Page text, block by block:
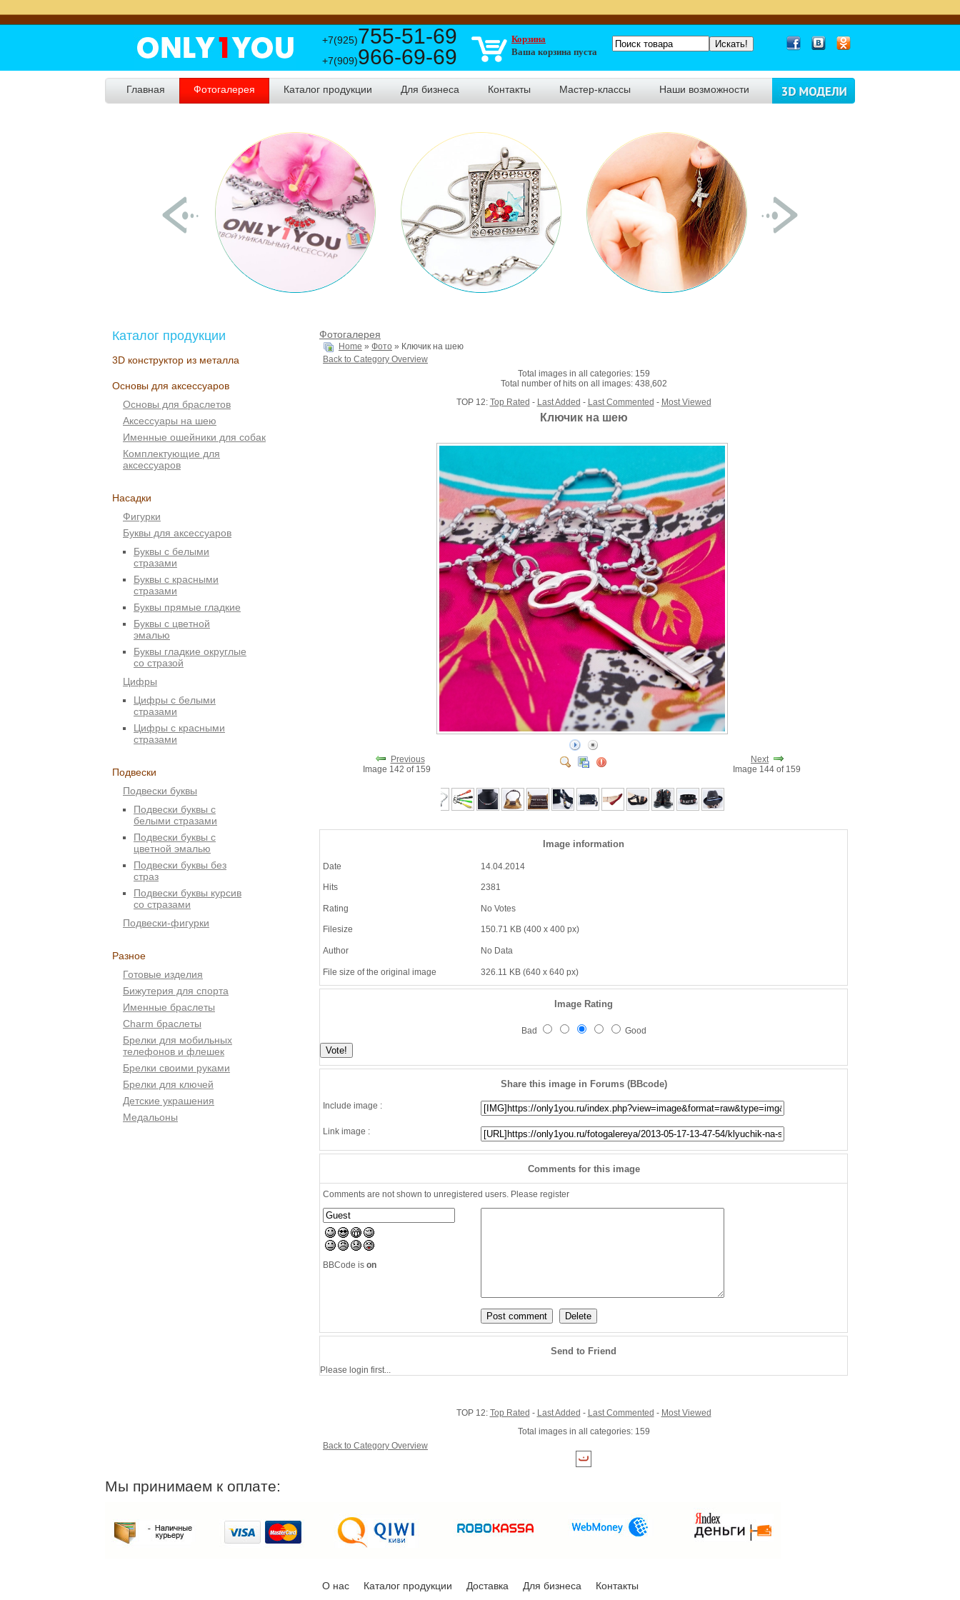
+7(925)755-51-69
+7(909)966-69-69
Корзина
Ваша корзина пуста
Главная Фотогалерея Каталог продукции Для бизнеса Контакты Мастер-классы Наши возможности
Каталог продукции
3D конструктор из металла
Основы для аксессуаров
Основы для браслетов
Аксессуары на шею
Именные ошейники для собак
Комплектующие для
аксессуаров
Насадки
Фигурки
Буквы для аксессуаров
Буквы с белыми
стразами
Буквы с красными
стразами
Буквы прямые гладкие
Буквы с цветной
эмалью
Буквы гладкие округлые
со стразой
Цифры
Цифры с белыми
стразами
Цифры с красными
стразами
Подвески
Подвески буквы
Подвески буквы с
белыми стразами
Подвески буквы с
цветной эмалью
Подвески буквы без
страз
Подвески буквы курсив
со стразами
Подвески-фигурки
Разное
Готовые изделия
Бижутерия для спорта
Именные браслеты
Charm браслеты
Брелки для мобильных
телефонов и флешек
Брелки своими руками
Брелки для ключей
Детские украшения
Медальоны
Фотогалерея
Home » Фото » Ключик на шею
Back to Category Overview
Total images in all categories: 159
Total number of hits on all images: 438,602
TOP 12: Top Rated - Last Added - Last Commented - Most Viewed
Ключик на шею
Previous
Image 142 of 159
Next
Image 144 of 159
Image information
Date 14.04.2014
Hits 2381
Rating No Votes
Filesize 150.71 KB (400 x 400 px)
Author No Data
File size of the original image 326.11 KB (640 x 640 px)
Image Rating
Bad Good
Share this image in Forums (BBcode)
Include image :
Link image :
Comments for this image
Comments are not shown to unregistered users. Please register
BBCode is on
Send to Friend
Please login first...
TOP 12: Top Rated - Last Added - Last Commented - Most Viewed
Total images in all categories: 159
Back to Category Overview
Мы принимаем к оплате:
О нас Каталог продукции Доставка Для бизнеса Контакты